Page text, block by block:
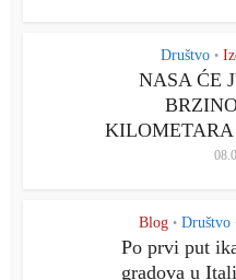
Društvo •
NASA ĆE
KILOMETARA
Blog • Društvo
Po prvi put
gradova u